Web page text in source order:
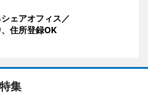
ェアオフィス／
住所登録OK
特集